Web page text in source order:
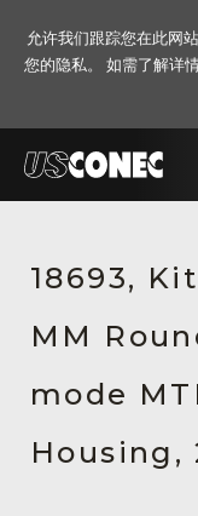
解决方案
产品
资源
关于我们
18693,
MM
mode
Housing,
允许我们跟踪您在此网
您的隐私。 如需了解详